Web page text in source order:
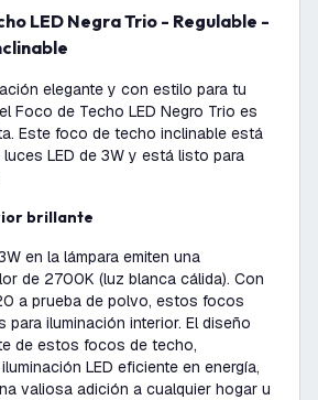
elegante y con estilo para tu
Foco de Techo LED Negro Trio es
Este foco de techo inclinable está
LED de 3W y está listo para
brillante
en la lámpara emiten una
de 2700K (luz blanca cálida). Con
a prueba de polvo, estos focos
para iluminación interior. El diseño
de estos focos de techo,
LED eficiente en energía,
valiosa adición a cualquier hogar u